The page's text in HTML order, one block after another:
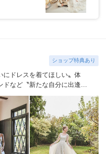
ショップ特典あり
にドレスを着てほしい〟 体
ドなど〝新たな自分に出逢え
うinnocently。
素材・デザイ
ドレスは3～23号まで展開。
ドレスも多数取扱っており、
らセレクトされたインポート
けにサイズ調整。さらに和装
受け継がれている厳選された